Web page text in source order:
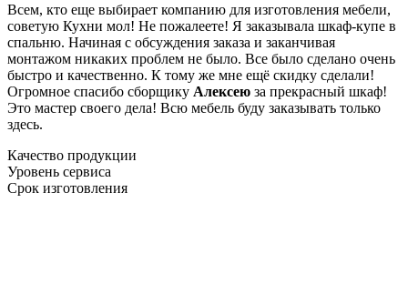
Всем, кто еще выбирает компанию для изготовления мебели,
советую Кухни мол! Не пожалеете! Я заказывала шкаф-купе в
спальню. Начиная с обсуждения заказа и заканчивая
монтажом никаких проблем не было. Все было сделано очень
быстро и качественно. К тому же мне ещё скидку сделали!
Огромное спасибо сборщику Алексею за прекрасный шкаф!
Это мастер своего дела! Всю мебель буду заказывать только
здесь.
Качество продукции
Уровень сервиса
Срок изготовления